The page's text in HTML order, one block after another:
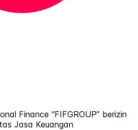
Finance “FIFGROUP” berizin
Jasa Keuangan